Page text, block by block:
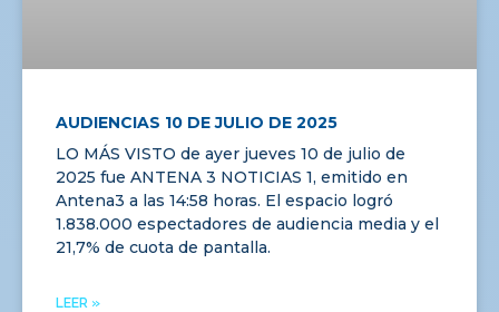
AUDIENCIAS 10 DE JULIO DE 2025
LO MÁS VISTO de ayer jueves 10 de julio de
2025 fue ANTENA 3 NOTICIAS 1, emitido en
Antena3 a las 14:58 horas. El espacio logró
1.838.000 espectadores de audiencia media y el
21,7% de cuota de pantalla.
LEER »